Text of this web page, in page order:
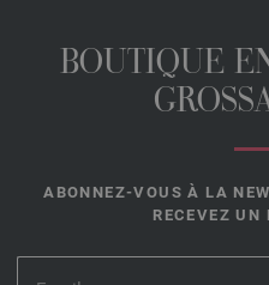
BOUTIQUE
ABONNEZ-VOUS À LA
RECEVEZ UN